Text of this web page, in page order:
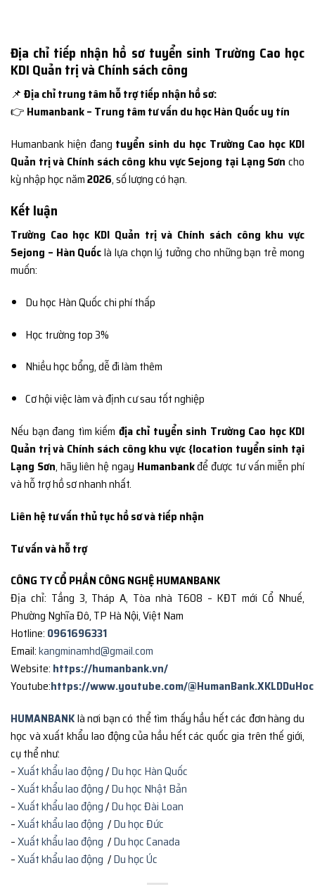
Địa chỉ tiếp nhận hồ sơ tuyển sinh Trường Cao học
KDI Quản trị và Chính sách công
📌 Địa chỉ trung tâm hỗ trợ tiếp nhận hồ sơ:
👉 Humanbank – Trung tâm tư vấn du học Hàn Quốc uy tín
Humanbank hiện đang tuyển sinh du học Trường Cao học KDI
Quản trị và Chính sách công khu vực Sejong tại Lạng Sơn cho
kỳ nhập học năm2026, số lượng có hạn.
Kết luận
Trường Cao học KDI Quản trị và Chính sách công khu vực
Sejong – Hàn Quốclà lựa chọn lý tưởng cho những bạn trẻ mong
muốn:
Du học Hàn Quốc chi phí thấp
Học trường top 3%
Nhiều học bổng, dễ đi làm thêm
Cơ hội việc làm và định cư sau tốt nghiệp
Nếu bạn đang tìm kiếm địa chỉ tuyển sinh Trường Cao học KDI
Quản trị và Chính sách công khu vực {location tuyển sinh tại
Lạng Sơn, hãy liên hệ ngay Humanbankđể được tư vấn miễn phí
và hỗ trợ hồ sơ nhanh nhất.
Liên hệ tư vấn thủ tục hồ sơ và tiếp nhận
Tư vấn và hỗ trợ
CÔNG TY CỔ PHẦN CÔNG NGHỆ HUMANBANK
Địa chỉ: Tầng 3, Tháp A, Tòa nhà T608 – KĐT mới Cổ Nhuế,
Phường Nghĩa Đô, TP Hà Nội, Việt Nam
Hotline: 0961696331
Email:kangminamhd@gmail.com
Website: https://humanbank.vn/
Youtube:https://www.youtube.com/@HumanBank.XKLDDuHoc
HUMANBANKlà nơi bạn có thể tìm thấy hầu hết các đơn hàng du
học và xuất khẩu lao động của hầu hết các quốc gia trên thế giới,
cụ thể như:
–Xuất khẩu lao động/Du học Hàn Quốc
–Xuất khẩu lao động/Du học Nhật Bản
–Xuất khẩu lao động/Du học Đài Loan
–Xuất khẩu lao động /Du học Đức
–Xuất khẩu lao động /Du học Canada
–Xuất khẩu lao động /Du học Úc